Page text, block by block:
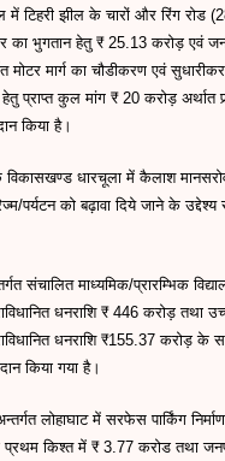
er
में टिहरी झील के चारों और रिंग रोड
का भुगतान हेतु ₹ 25.13 करोड़ एवं
मोटर मार्ग का चौडीकरण एवं
प्राप्त कुल मांग ₹ 20 करोड़
किया है।
के विकासखण्ड धारचूला में कैलाश
पर्यटन को बढ़ावा दिये जाने के
संचालित माध्यमिक/प्रारम्भिक
धनराशि ₹ 446 करोड़ तथा
धनराशि ₹155.37 करोड़
किया गया है।
लोहाघाट में सरफेस पार्किंग
प्रथम किश्त में ₹ 3.77 करोड तथा